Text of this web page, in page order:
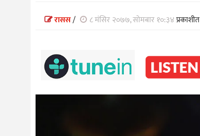
रासस/ ८ मंसिर २०७७, सोमबार १०:३४प्रकाशीत